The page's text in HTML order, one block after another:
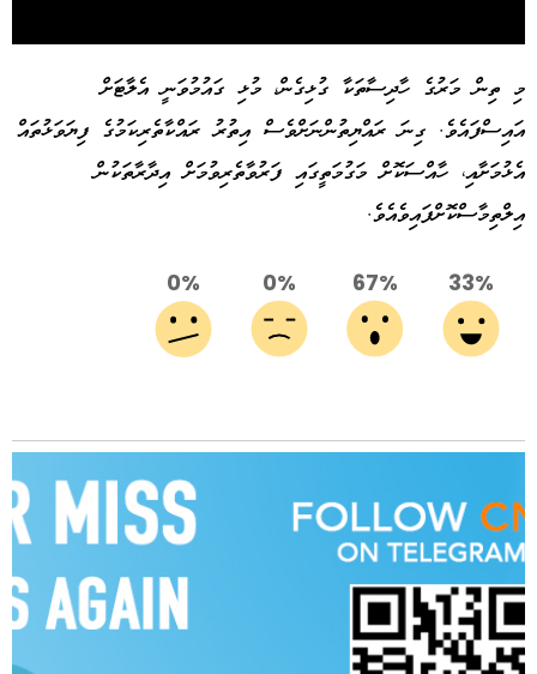
މި ތިން މަރުގެ ހާދިސާތަކާ ގުޅިގެން، މުޅި ގައުމުވަނީ އެލާޓަށް
އައިސްފައެވެ. ގިނަ ރައްޔިތުންނަށްވެސް އިތުރު ރައްކާތެރިކަމުގެ ފިޔަވަޅުތައް
އެޅުމަށާއި، ހާއްސަކޮށް މަގުމަތީގައި ފަރުވާތެރިވުމަށް އިދާރާތަކުން
އިލްތިމާސްކޮށްފައިވެއެވެ.
33%
67%
0%
0%